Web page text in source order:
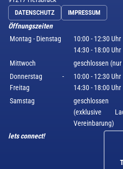
DATENSCHUTZ IMPRESSUM
Öffnungszeiten
Montag - Dienstag
10:00 - 12:30 Uhr
14:30 - 18:00 Uhr
Mittwoch
geschlossen
Donnerstag -
Freitag
10:00 - 12:30 Uhr
14:30 - 18:00 Uhr
Samstag
geschlossen
(exklusive
Vereinbarung)
lets connect!